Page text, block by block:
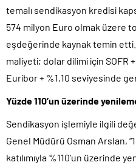
temalı sendikasyon kredisi
574 milyon Euro olmak üzere
eşdeğerinde kaynak temin
maliyeti; dolar dilimi için SOFR
Euribor + %1,10 seviyesinde
Yüzde 110’un üzerinde
Sendikasyon işlemiyle ilgili
Genel Müdürü Osman Arslan,
katılımıyla %110’un üzerinde